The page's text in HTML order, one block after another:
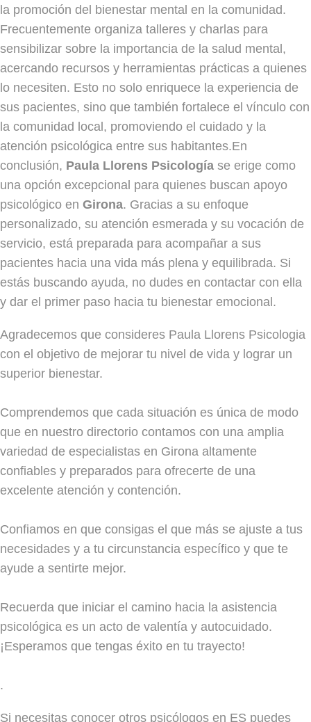
la promoción del bienestar mental en la comunidad.
Frecuentemente organiza talleres y charlas para
sensibilizar sobre la importancia de la salud mental,
acercando recursos y herramientas prácticas a quienes
lo necesiten. Esto no solo enriquece la experiencia de
sus pacientes, sino que también fortalece el vínculo con
la comunidad local, promoviendo el cuidado y la
atención psicológica entre sus habitantes.En
conclusión, Paula Llorens Psicología se erige como
una opción excepcional para quienes buscan apoyo
psicológico en Girona. Gracias a su enfoque
personalizado, su atención esmerada y su vocación de
servicio, está preparada para acompañar a sus
pacientes hacia una vida más plena y equilibrada. Si
estás buscando ayuda, no dudes en contactar con ella
y dar el primer paso hacia tu bienestar emocional.
Agradecemos que consideres Paula Llorens Psicologia
con el objetivo de mejorar tu nivel de vida y lograr un
superior bienestar.
Comprendemos que cada situación es única de modo
que en nuestro directorio contamos con una amplia
variedad de especialistas en Girona altamente
confiables y preparados para ofrecerte de una
excelente atención y contención.
Confiamos en que consigas el que más se ajuste a tus
necesidades y a tu circunstancia específico y que te
ayude a sentirte mejor.
Recuerda que iniciar el camino hacia la asistencia
psicológica es un acto de valentía y autocuidado.
¡Esperamos que tengas éxito en tu trayecto!
.
Si necesitas conocer otros psicólogos en ES puedes